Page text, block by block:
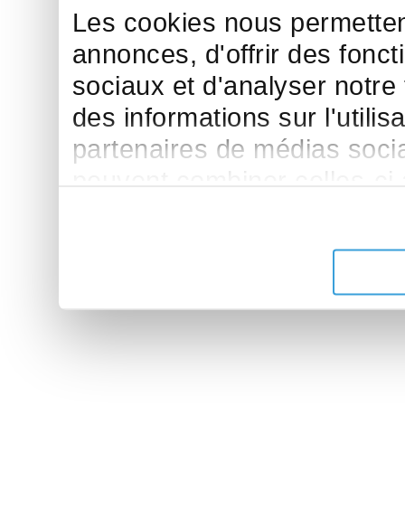
Les cookies nous
annonces, d'offrir des
sociaux et d'analyser
des informations sur
partenaires de médias